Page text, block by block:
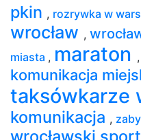
pkin , rozrywka w
wrocław ,
miasta , maraton ,
komunikacja
taksówkarze
komunikacja ,
wrocławski sport